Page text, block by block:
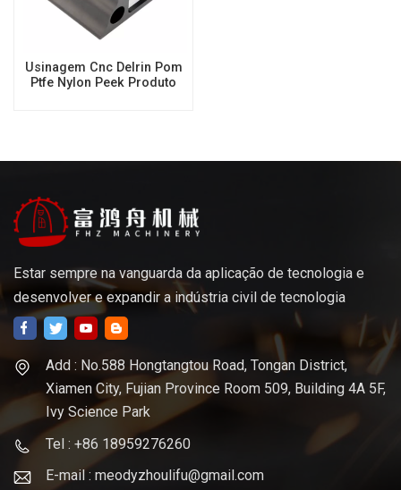
Usinagem Cnc Delrin Pom
Ptfe Nylon Peek Produto
Estar sempre na vanguarda da aplicação de tecnologia e
desenvolver e expandir a indústria civil de tecnologia
Add : No.588 Hongtangtou Road, Tongan District,
Xiamen City, Fujian Province Room 509, Building 4A 5F,
Ivy Science Park
Tel : +86 18959276260
E-mail : meodyzhoulifu@gmail.com